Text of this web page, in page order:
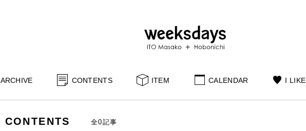
ARCHIVE CONTENTS ITEM CALENDAR I LIKE
CONTENTS 全0記事